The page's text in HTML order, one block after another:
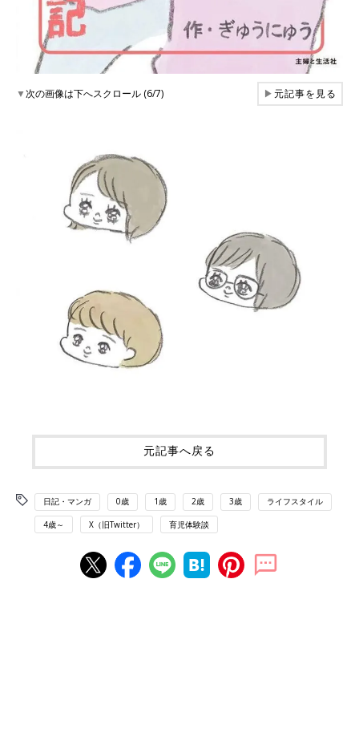
▼次の画像は下へスクロール (6/7) ▶元記事を見る
元記事へ戻る
日記・マンガ 0歳 1歳 2歳 3歳 ライフスタイル
4歳～ X（旧Twitter） 育児体験談